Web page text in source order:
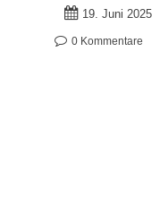
19. Juni 2025
0 Kommentare